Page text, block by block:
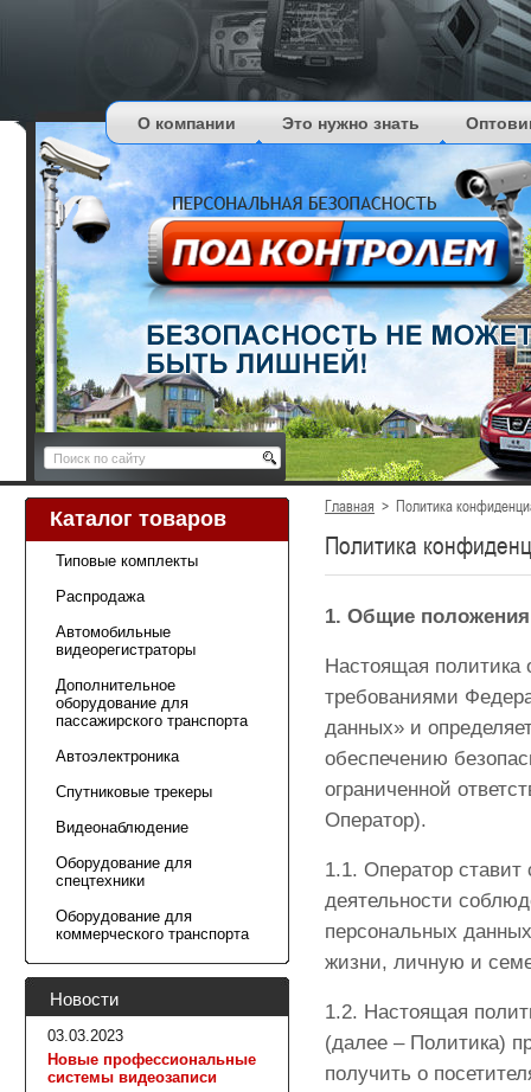
О компании Это нужно знать
Каталог товаров
Типовые комплекты
Распродажа
Автомобильные
видеорегистраторы
Дополнительное
оборудование для
пассажирского транспорта
Автоэлектроника
Спутниковые трекеры
Видеонаблюдение
Оборудование для
спецтехники
Оборудование для
коммерческого транспорта
Новости
03.03.2023
Новые профессиональные
системы видеозаписи
Главная > Политика
Политика
1. Общие положения
Настоящая политика
требованиями
данных» и
обеспечению
ограниченной
Оператор).
1.1. Оператор
деятельности
персональных
жизни, личную и
1.2. Настоящая
(далее – Политика)
получить о